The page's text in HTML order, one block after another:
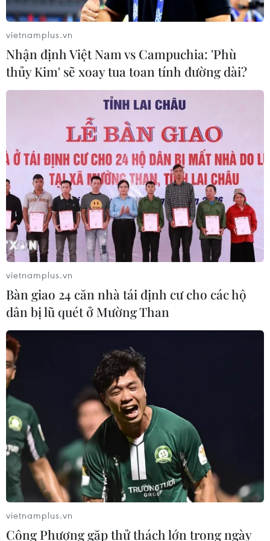
ngư dân phấn khởi vươn khơi
Giá dầu tăng khi nhà đầu tư thận
trọng trước tình hình Trung Đông
Giá vàng tăng phiên thứ tư liên tiếp,
chạm mức cao nhất trong 7 tuần
06/08/2026 08:36
Xăng dầu trong nước đồng loạt giảm,
đồng/lít
06/08/2026 08:07
Cà Mau triển khai đợt cao điểm
chống khai thác IUU
06/08/2026 07:25
Hàn Quốc mở rộng điều tra nghi vấn
thông đồng giá sang ngành hóa dầu
06/08/2026 06:56
song phương giữa hai nước Việt Nam
vietnamplus.vn
Nhận định Việt Nam vs Campuchia: 'Phù
thủy Kim' sẽ xoay tua toan tính đường dài?
vietnamplus.vn
Bàn giao 24 căn nhà tái định cư cho các hộ
dân bị lũ quét ở Mường Than
vietnamplus.vn
Công Phượng gặp thử thách lớn trong ngày